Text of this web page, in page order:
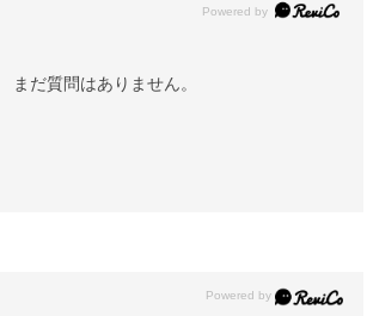
Powered by
まだ質問はありません。